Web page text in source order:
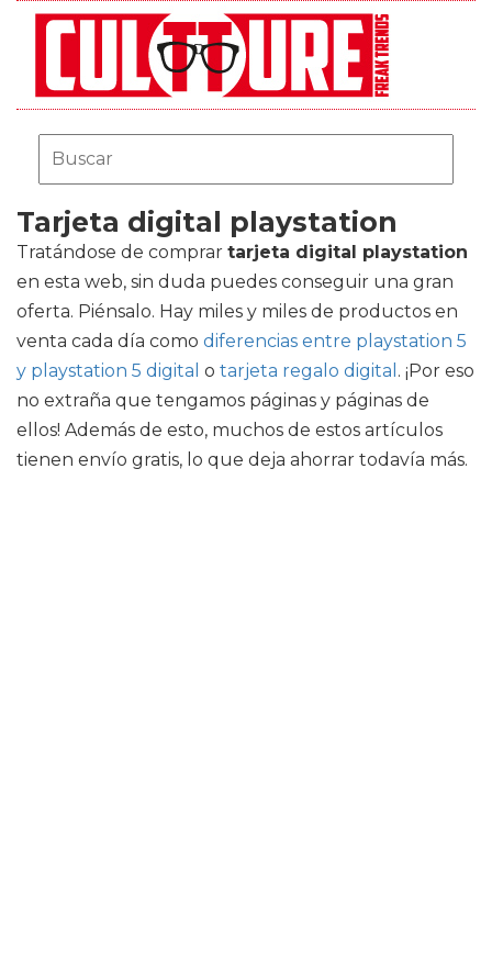
Tarjeta digital playstation
Tratándose de comprar tarjeta digital playstation
en esta web, sin duda puedes conseguir una gran
oferta. Piénsalo. Hay miles y miles de productos en
venta cada día como diferencias entre playstation 5
y playstation 5 digital o tarjeta regalo digital . ¡Por eso
no extraña que tengamos páginas y páginas de
ellos! Además de esto, muchos de estos artículos
tienen envío gratis, lo que deja ahorrar todavía más.